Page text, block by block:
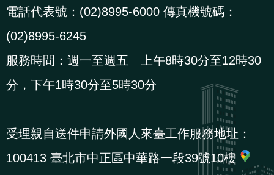
區
相
關
連
站
意
字
計
n
首
S
電話代表號：(02)8995-6000 傳真機號碼：
(02)8995-6245
服務時間：週一至週五 上午8時30分至12時30
分，下午1時30分至5時30分
受理親自送件申請外國人來臺工作服務地址：
100413 臺北市中正區中華路一段39號10樓